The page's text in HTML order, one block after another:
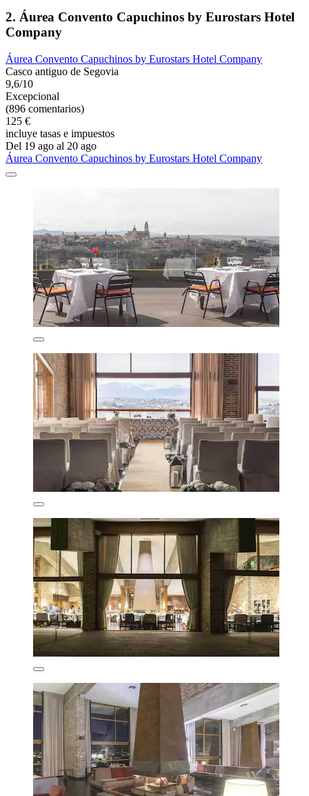
2. Áurea Convento Capuchinos by Eurostars Hotel
Company
Áurea Convento Capuchinos by Eurostars Hotel Company
Casco antiguo de Segovia
9,6/10
Excepcional
(896 comentarios)
125 €
incluye tasas e impuestos
Del 19 ago al 20 ago
Áurea Convento Capuchinos by Eurostars Hotel Company